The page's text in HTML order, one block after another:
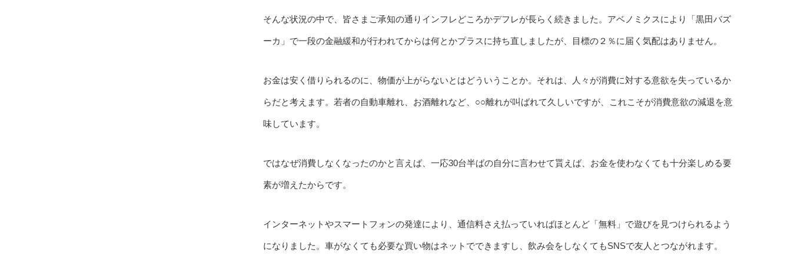
そんな状況の中で、皆さまご承知の通りインフレどころかデフレが長らく続きました。アベノミクスにより「黒田バズ
ーカ」で一段の金融緩和が行われてからは何とかプラスに持ち直しましたが、目標の２％に届く気配はありません。
お金は安く借りられるのに、物価が上がらないとはどういうことか。それは、人々が消費に対する意欲を失っているか
らだと考えます。若者の自動車離れ、お酒離れなど、○○離れが叫ばれて久しいですが、これこそが消費意欲の減退を意
味しています。
ではなぜ消費しなくなったのかと言えば、一応30台半ばの自分に言わせて貰えば、お金を使わなくても十分楽しめる要
素が増えたからです。
インターネットやスマートフォンの発達により、通信料さえ払っていればほとんど「無料」で遊びを見つけられるよう
になりました。車がなくても必要な買い物はネットでできますし、飲み会をしなくてもSNSで友人とつながれます。